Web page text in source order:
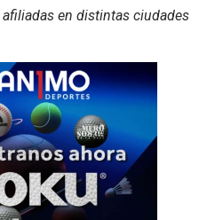
afiliadas en distintas ciudades